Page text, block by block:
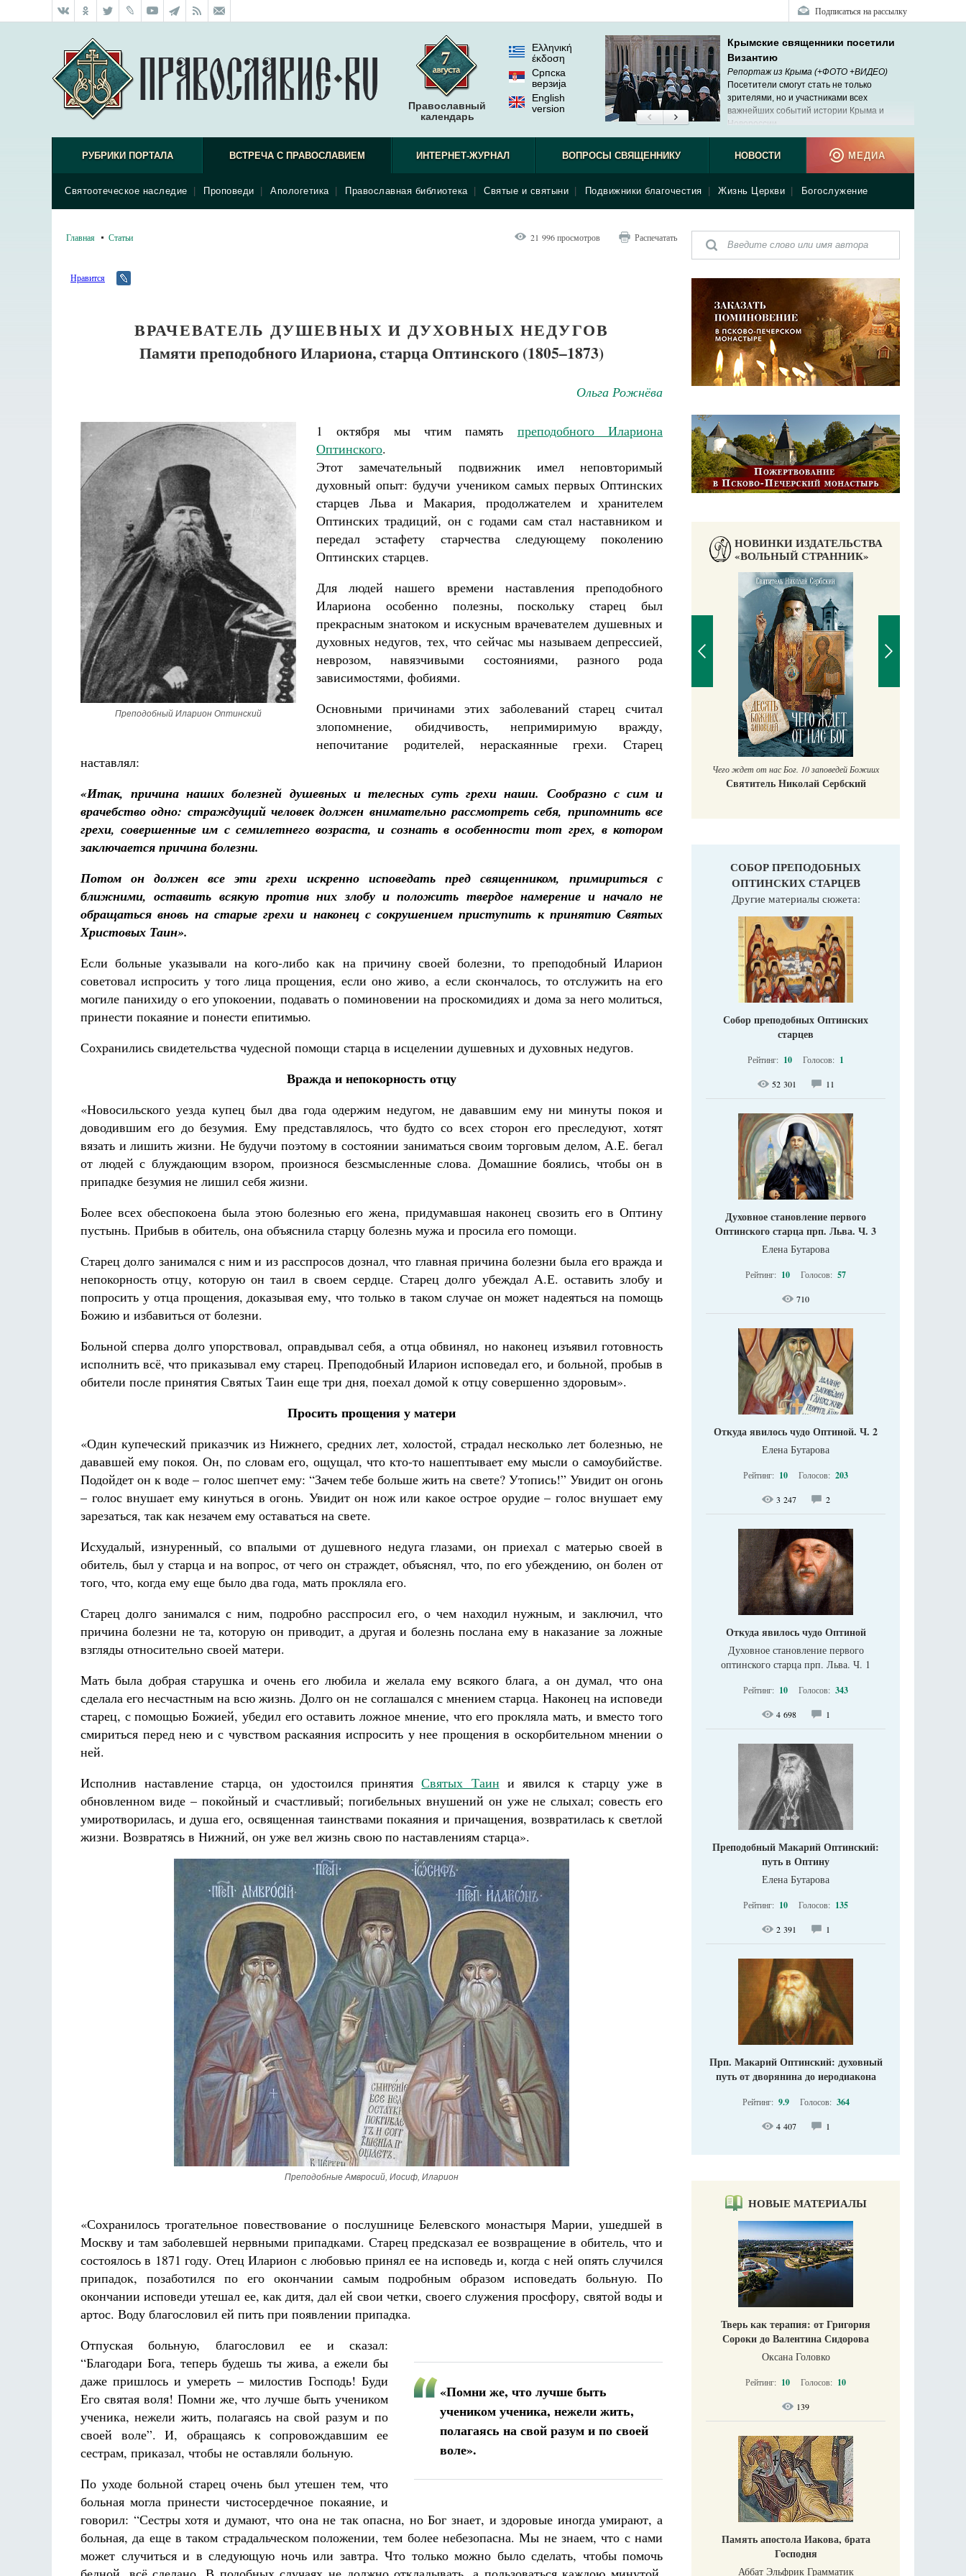
Подписаться на рассылку
Православный
календарь
Ελληνική
έκδοση
Српска
верзиjа
English
version
Крымские священники посетили
Византию
Репортаж из Крыма (+ФОТО +ВИДЕО)
Посетители смогут стать не только
зрителями, но и участниками всех
важнейших событий истории Крыма и
Новороссии.
РУБРИКИ ПОРТАЛА ВСТРЕЧА С ПРАВОСЛАВИЕМ
Святоотеческое наследие Проповеди Апологетика Православная библиотека Святые и святыни Подвижники благочестия Жизнь Церкви Богослужение
ИНТЕРНЕТ-ЖУРНАЛ ВОПРОСЫ СВЯЩЕННИКУ НОВОСТИ МЕДИА
Главная Статьи 21 996 просмотров Распечатать
Нравится
ВРАЧЕВАТЕЛЬ ДУШЕВНЫХ И ДУХОВНЫХ НЕДУГОВ
Памяти преподобного Илариона, старца Оптинского (1805–1873)
Ольга Рожнёва
Преподобный Иларион Оптинский
1 октября мы чтим память преподобного Илариона
Оптинского.
Этот замечательный подвижник имел неповторимый
духовный опыт: будучи учеником самых первых Оптинских
старцев Льва и Макария, продолжателем и хранителем
Оптинских традиций, он с годами сам стал наставником и
передал эстафету старчества следующему поколению
Оптинских старцев.
Для людей нашего времени наставления преподобного
Илариона особенно полезны, поскольку старец был
прекрасным знатоком и искусным врачевателем душевных и
духовных недугов, тех, что сейчас мы называем депрессией,
неврозом, навязчивыми состояниями, разного рода
зависимостями, фобиями.
Основными причинами этих заболеваний старец считал
злопомнение, обидчивость, непримиримую вражду,
непочитание родителей, нераскаянные грехи. Старец
наставлял:
«Итак, причина наших болезней душевных и телесных суть грехи наши. Сообразно с сим и
врачебство одно: страждущий человек должен внимательно рассмотреть себя, припомнить все
грехи, совершенные им с семилетнего возраста, и сознать в особенности тот грех, в котором
заключается причина болезни.
Потом он должен все эти грехи искренно исповедать пред священником, примириться с
ближними, оставить всякую против них злобу и положить твердое намерение и начало не
обращаться вновь на старые грехи и наконец с сокрушением приступить к принятию Святых
Христовых Таин».
Если больные указывали на кого-либо как на причину своей болезни, то преподобный Иларион
советовал испросить у того лица прощения, если оно живо, а если скончалось, то отслужить на его
могиле панихиду о его упокоении, подавать о поминовении на проскомидиях и дома за него молиться,
принести покаяние и понести епитимью.
Сохранились свидетельства чудесной помощи старца в исцелении душевных и духовных недугов.
Вражда и непокорность отцу
«Новосильского уезда купец был два года одержим недугом, не дававшим ему ни минуты покоя и
доводившим его до безумия. Ему представлялось, что будто со всех сторон его преследуют, хотят
вязать и лишить жизни. Не будучи поэтому в состоянии заниматься своим торговым делом, А.Е. бегал
от людей с блуждающим взором, произнося безсмысленные слова. Домашние боялись, чтобы он в
припадке безумия не лишил себя жизни.
Более всех обеспокоена была этою болезнью его жена, придумавшая наконец свозить его в Оптину
пустынь. Прибыв в обитель, она объяснила старцу болезнь мужа и просила его помощи.
Старец долго занимался с ним и из расспросов дознал, что главная причина болезни была его вражда и
непокорность отцу, которую он таил в своем сердце. Старец долго убеждал А.Е. оставить злобу и
попросить у отца прощения, доказывая ему, что только в таком случае он может надеяться на помощь
Божию и избавиться от болезни.
Больной сперва долго упорствовал, оправдывал себя, а отца обвинял, но наконец изъявил готовность
исполнить всё, что приказывал ему старец. Преподобный Иларион исповедал его, и больной, пробыв в
обители после принятия Святых Таин еще три дня, поехал домой к отцу совершенно здоровым».
Просить прощения у матери
«Один купеческий приказчик из Нижнего, средних лет, холостой, страдал несколько лет болезнью, не
дававшей ему покоя. Он, по словам его, ощущал, что кто-то нашептывает ему мысли о самоубийстве.
Подойдет он к воде – голос шепчет ему: “Зачем тебе больше жить на свете? Утопись!” Увидит он огонь
– голос внушает ему кинуться в огонь. Увидит он нож или какое острое орудие – голос внушает ему
зарезаться, так как незачем ему оставаться на свете.
Исхудалый, изнуренный, со впалыми от душевного недуга глазами, он приехал с матерью своей в
обитель, был у старца и на вопрос, от чего он страждет, объяснял, что, по его убеждению, он болен от
того, что, когда ему еще было два года, мать прокляла его.
Старец долго занимался с ним, подробно расспросил его, о чем находил нужным, и заключил, что
причина болезни не та, которую он приводит, а другая и болезнь послана ему в наказание за ложные
взгляды относительно своей матери.
Мать была добрая старушка и очень его любила и желала ему всякого блага, а он думал, что она
сделала его несчастным на всю жизнь. Долго он не соглашался с мнением старца. Наконец на исповеди
старец, с помощью Божией, убедил его оставить ложное мнение, что его прокляла мать, и вместо того
смириться перед нею и с чувством раскаяния испросить у нее прощения в оскорбительном мнении о
ней.
Исполнив наставление старца, он удостоился принятияСвятых Таин и явился к старцу уже в
обновленном виде – покойный и счастливый; погибельных внушений он уже не слыхал; совесть его
умиротворилась, и душа его, освященная таинствами покаяния и причащения, возвратилась к светлой
жизни. Возвратясь в Нижний, он уже вел жизнь свою по наставлениям старца».
Преподобные Амвросий, Иосиф, Иларион
«Сохранилось трогательное повествование о послушнице Белевского монастыря Марии, ушедшей в
Москву и там заболевшей нервными припадками. Старец предсказал ее возвращение в обитель, что и
состоялось в 1871 году. Отец Иларион с любовью принял ее на исповедь и, когда с ней опять случился
припадок, позаботился по его окончании самым подробным образом исповедать больную. По
окончании исповеди утешал ее, как дитя, дал ей свои четки, своего служения просфору, святой воды и
артос. Воду благословил ей пить при появлении припадка.
«Помни же, что лучше быть
учеником ученика, нежели жить,
полагаясь на свой разум и по своей
воле».
Отпуская больную, благословил ее и сказал:
“Благодари Бога, теперь будешь ты жива, а ежели бы
даже пришлось и умереть – милостив Господь! Буди
Его святая воля! Помни же, что лучше быть учеником
ученика, нежели жить, полагаясь на свой разум и по
своей воле”. И, обращаясь к сопровождавшим ее
сестрам, приказал, чтобы не оставляли больную.
По уходе больной старец очень был утешен тем, что
больная могла принести чистосердечное покаяние, и
говорил: “Сестры хотя и думают, что она не так опасна, но Бог знает, и здоровые иногда умирают, а
больная, да еще в таком страдальческом положении, тем более небезопасна. Мы не знаем, что с нами
может случиться и в следующую ночь или завтра. Что только можно было сделать, чтобы помочь
НОВИНКИ ИЗДАТЕЛЬСТВА
«ВОЛЬНЫЙ СТРАННИК»
Фредерика де Грааф
Великомученик Георгий Победоносец. Научись у
святого
Чего ждет от нас Бог. 10 заповедей Божиих
Святитель Николай Сербский
СОБОР ПРЕПОДОБНЫХ
ОПТИНСКИХ СТАРЦЕВ
Другие материалы сюжета:
Собор преподобных Оптинских
старцев
Рейтинг: 10 Голосов: 1
52 301 11
Духовное становление первого
Оптинского старца прп. Льва. Ч. 3
Елена Бутарова
Рейтинг: 10 Голосов: 57
710
Откуда явилось чудо Оптиной. Ч. 2
Елена Бутарова
Рейтинг: 10 Голосов: 203
3 247 2
Откуда явилось чудо Оптиной
Духовное становление первого
оптинского старца прп. Льва. Ч. 1
Рейтинг: 10 Голосов: 343
4 698 1
Преподобный Макарий Оптинский:
путь в Оптину
Елена Бутарова
Рейтинг: 10 Голосов: 135
2 391 1
Прп. Макарий Оптинский: духовный
путь от дворянина до иеродиакона
Рейтинг: 9.9 Голосов: 364
4 407 1
НОВЫЕ МАТЕРИАЛЫ
Тверь как терапия: от Григория
Сороки до Валентина Сидорова
Оксана Головко
Рейтинг: 10 Голосов: 10
139
Память апостола Иакова, брата
Господня
Аббат Эльфрик Грамматик